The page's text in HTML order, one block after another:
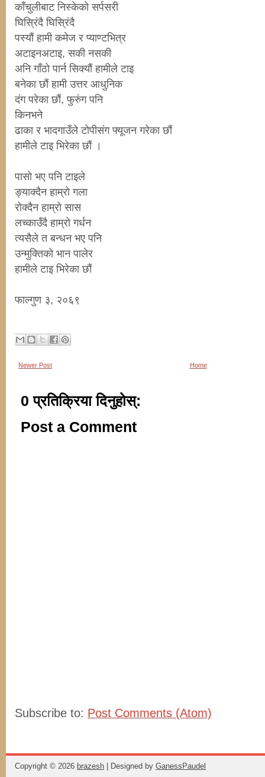
काँचुलीबाट निस्केको सर्पसरी
घिस्रिंदै घिस्रिंदै
पस्यौं हामी कमेज र प्याण्टभित्र
अटाइनअटाइ, सकी नसकी
अनि गाँठो पार्न सिक्यौं हामीले टाइ
बनेका छौं हामी उत्तर आधुनिक
दंग परेका छौं, फुरुंग पनि
किनभने
ढाका र भादगाउँले टोपीसंग फ्यूजन गरेका छौं
हामीले टाइ भिरेका छौं ।
पासो भए पनि टाइले
ङ्याक्दैन हाम्रो गला
रोक्दैन हाम्रो सास
लच्काउँदै हाम्रो गर्धन
त्यसैले त बन्धन भए पनि
उन्मुक्तिको भान पालेर
हामीले टाइ भिरेका छौं
फाल्गुण ३, २०६९
Newer Post Home
0 प्रतिक्रिया दिनुहोस्:
Post a Comment
Subscribe to: Post Comments (Atom)
Copyright © 2026 brazesh | Designed by GanessPaudel